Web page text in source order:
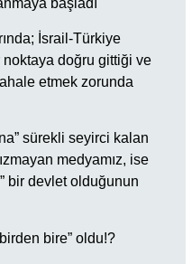
başladı
İsrail-Türkiye
doğru gittiği ve
etmek zorunda
sürekli seyirci kalan
medyamız, ise
bir devlet olduğunun
bire” oldu!?